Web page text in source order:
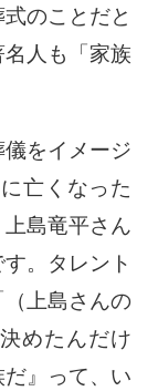
のことだと
人も「家族
をイメージ
亡くなった
上島竜平さん
。タレント
上島さんの
めたんだけ
』って、い